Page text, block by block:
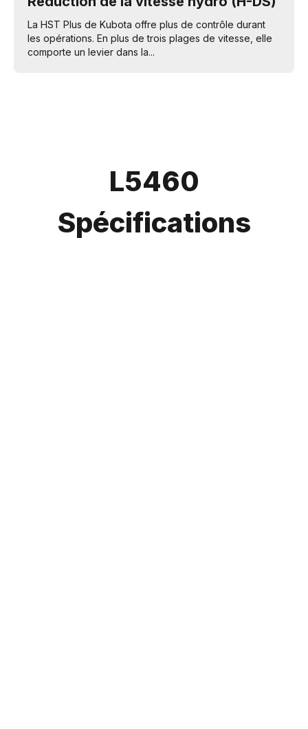
La HST Plus de Kubota offre plus de contrôle durant
les opérations. En plus de trois plages de vitesse, elle
comporte un levier dans la...
L5460
Spécifications